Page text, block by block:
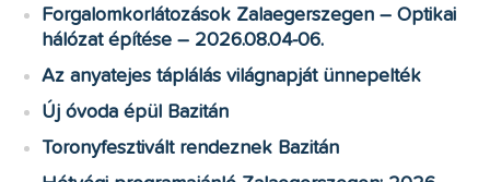
Forgalomkorlátozások Zalaegerszegen – Optikai
hálózat építése – 2026.08.04-06.
Az anyatejes táplálás világnapját ünnepelték
Új óvoda épül Bazitán
Toronyfesztivált rendeznek Bazitán